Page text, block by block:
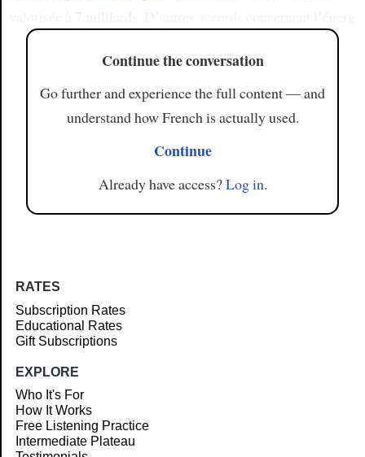
Continue the conversation
Go further and experience the full content — and
understand how French is actually used.
Continue
Already have access?Log in.
RATES
Subscription Rates
Educational Rates
Gift Subscriptions
EXPLORE
Who It's For
How It Works
Free Listening Practice
Intermediate Plateau